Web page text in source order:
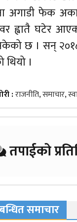
अगाडी फेक
ह्वातै घटेर
छ । सन्
।
:राजनीति,समाचार,
तपाईको
समाचार